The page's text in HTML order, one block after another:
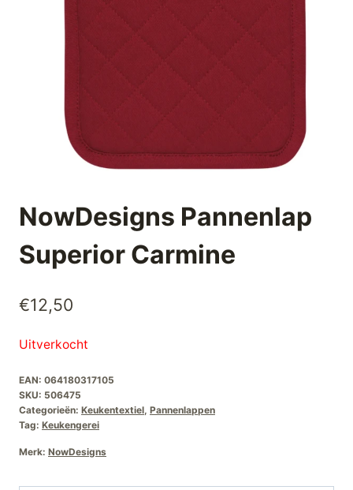
NowDesigns Pannenlap
Superior Carmine
€12,50
Uitverkocht
EAN: 064180317105
SKU: 506475
Categorieën: Keukentextiel, Pannenlappen
Tag: Keukengerei
Merk: NowDesigns